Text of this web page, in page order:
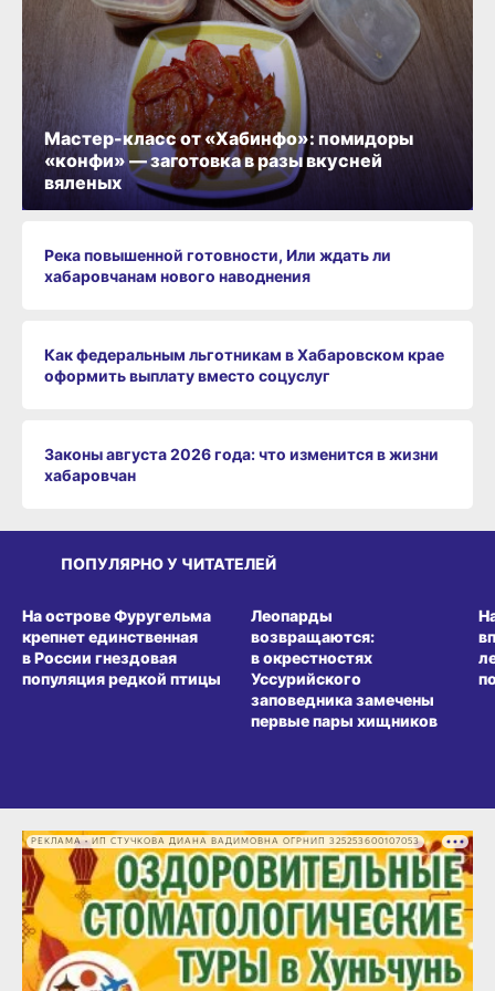
Река повышенной готовности, Или ждать ли
хабаровчанам нового наводнения
Как федеральным льготникам в Хабаровском крае
оформить выплату вместо соцуслуг
Законы августа 2026 года: что изменится в жизни
хабаровчан
Мастер-класс от «Хабинфо»: помидоры
«конфи» — заготовка в разы вкусней
вяленых
ПОПУЛЯРНО У ЧИТАТЕЛЕЙ
На острове Фуругельма
крепнет единственная
в России гнездовая
популяция редкой птицы
Леопарды
возвращаются:
в окрестностях
Уссурийского
заповедника замечены
первые пары хищников
РЕКЛАМА • ИП СТУЧКОВА ДИАНА ВАДИМОВНА ОГРНИП 325253600107053